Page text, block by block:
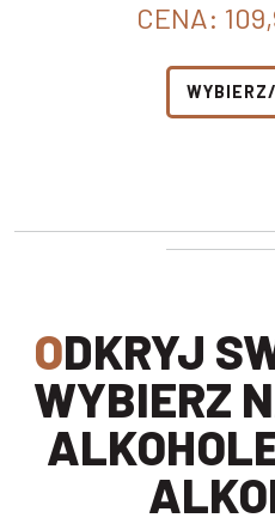
CENA:
ODKRYJ SWÓJ SMAK I
WYBIERZ